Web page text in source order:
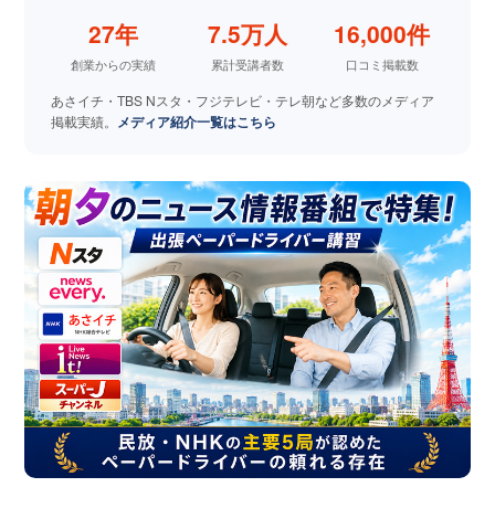
27年
創業からの実績
7.5万人
累計受講者数
16,000件
口コミ掲載数
あさイチ・TBS Nスタ・フジテレビ・テレ朝など多数のメディア
掲載実績。 メディア紹介一覧はこちら